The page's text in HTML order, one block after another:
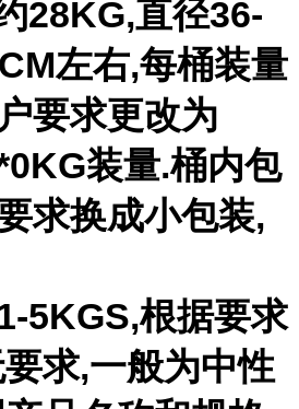
28KG,直径36-
左右,每桶装量
要求更改为
装量.桶内包
求换成小包装,
5KGS,根据要求
求,一般为中性